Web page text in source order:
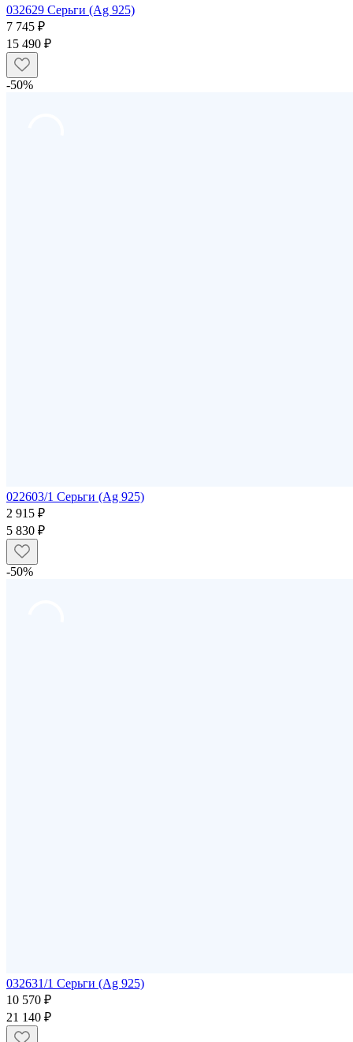
032629 Серьги (Ag 925)
7 745 ₽
15 490 ₽
-50%
022603/1 Серьги (Ag 925)
2 915 ₽
5 830 ₽
-50%
032631/1 Серьги (Ag 925)
10 570 ₽
21 140 ₽